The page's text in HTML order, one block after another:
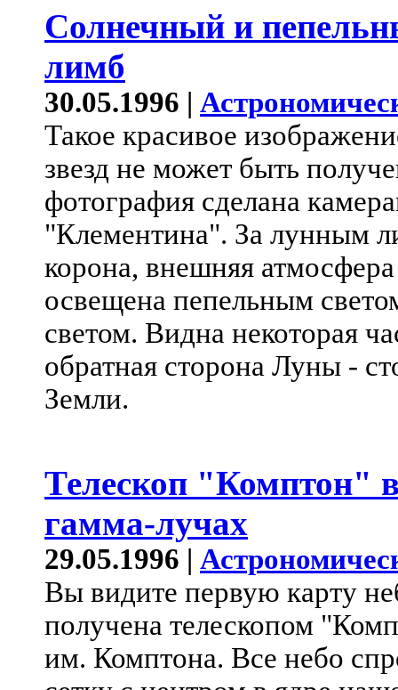
Солнечный и
лимб
30.05.1996 |
Такое красивое
звезд не может быть
фотография сделана
"Клементина". За лунным
корона, внешняя
освещена пепельным
светом. Видна некоторая
обратная сторона Луны -
Земли.
Телескоп "Комптон"
гамма-лучах
29.05.1996 |
Вы видите первую карту
получена телескопом
им. Комптона. Все небо